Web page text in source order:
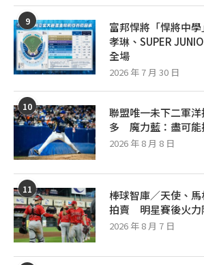
9
富邦悍將「悍將中
孝琳、SUPER
全場
2026 年 7 月 30 日
10
聯盟唯一未下二軍
多 魔力藍：盡可能
2026 年 8 月 8 日
11
棒球智庫／天使、
拍賣 明星賽後火力
2026 年 8 月 7 日